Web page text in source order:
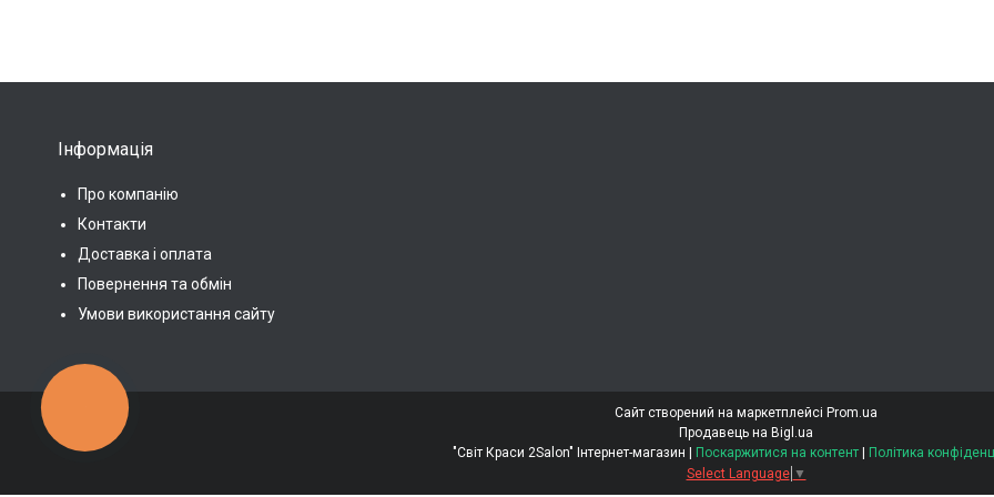
Інформація
Про компанію
Контакти
Доставка і оплата
Повернення та обмін
Умови використання сайту
Сайт створений на маркетплейсі Prom.ua
Продавець на Bigl.ua
Поскаржитися на контент
Політика
Select Language ▼